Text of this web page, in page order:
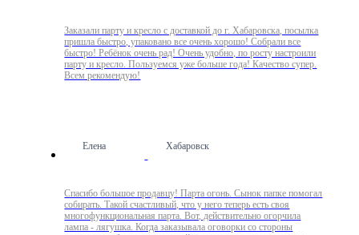
Заказали парту и кресло с доставкой до г. Хабаровска, посылка
пришла быстро, упаковано все очень хорошо! Собрали все
быстро! Ребёнок очень рад! Очень удобно, по росту настроили
парту и кресло. Пользуемся уже больше года! Качество супер.
Всем рекомендую!
Елена Хабаровск
Спасибо большое продавцу! Парта огонь. Сынок папке помогал
собирать. Такой счастливый, что у него теперь есть своя
многофункциональная парта. Вот, действительно огорчила
лампа - лягушка. Когда заказывала оговорки со стороны